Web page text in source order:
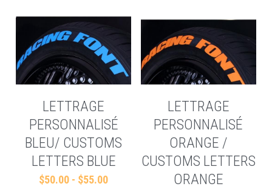
LETTRAGE
PERSONNALISÉ
BLEU/ CUSTOMS
LETTERS BLUE
$50.00 - $55.00
LETTRAGE
PERSONNALISÉ
ORANGE /
CUSTOMS LETTERS
ORANGE